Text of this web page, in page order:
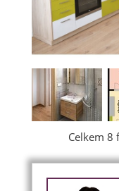
Celkem 8